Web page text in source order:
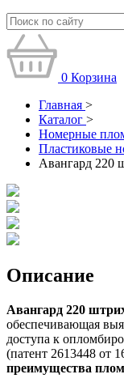
0 Корзина
Главная >
Каталог >
Номерные
Пластиковые
Авангард 220
Описание
Авангард 220
обеспечивающая
доступа к
(патент 2613448 от
преимущества